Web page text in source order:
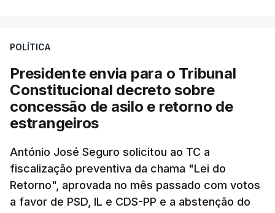
sistema mais simples, mais justo e transparente".
"Sempre que seja possível reduzir burocracias,
eliminar sobreposições e garantir que os apoios
chegam a quem mais necessita, estaremos a dar
um passo na direção certa", argumenta o
Presidente da República.
Assegurar que "ninguém é
POLÍTICA
Presidente envia para o Tribunal
Constitucional decreto sobre
concessão de asilo e retorno de
estrangeiros
António José Seguro solicitou ao TC a
fiscalização preventiva da chama "Lei do
Retorno", aprovada no mês passado com votos
a favor de PSD, IL e CDS-PP e a abstenção do